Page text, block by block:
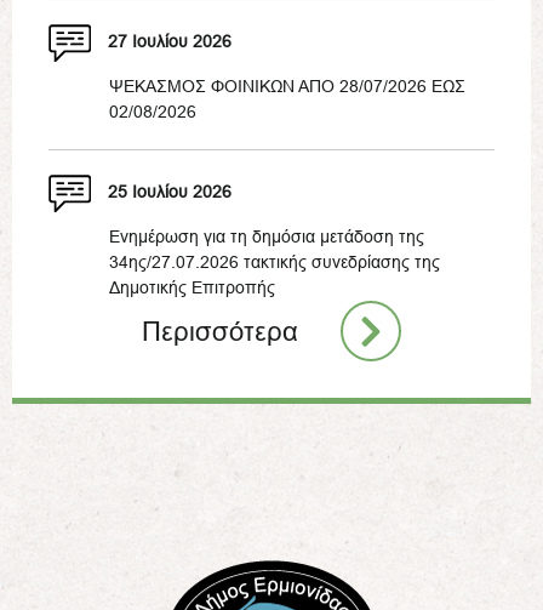
27 Ιουλίου 2026
ΨΕΚΑΣΜΟΣ ΦΟΙΝΙΚΩΝ ΑΠΟ 28/07/2026 ΕΩΣ
02/08/2026
25 Ιουλίου 2026
Ενημέρωση για τη δημόσια μετάδοση της
34ης/27.07.2026 τακτικής συνεδρίασης της
Δημοτικής Επιτροπής
Περισσότερα